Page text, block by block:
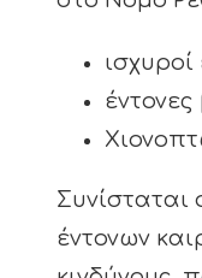
Συνίσταται
έντονων